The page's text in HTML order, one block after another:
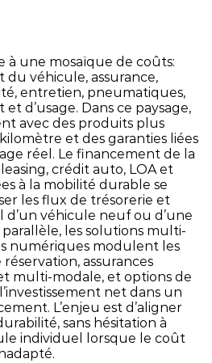
à une mosaïque de coûts:
véhicule, assurance,
entretien, pneumatiques,
d’usage. Dans ce paysage,
avec des produits plus
et des garanties liées
réel. Le financement de la
crédit auto, LOA et
à la mobilité durable se
les flux de trésorerie et
d’un véhicule neuf ou d’une
les solutions multi-
numériques modulent les
assurances
multi-modale, et options de
net dans un
L’enjeu est d’aligner
sans hésitation à
individuel lorsque le coût